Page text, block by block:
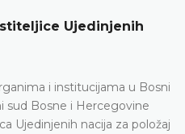
Ujedinjenih
i institucijama u Bosni
sud Bosne i Hercegovine
Ujedinjenih nacija za položaj